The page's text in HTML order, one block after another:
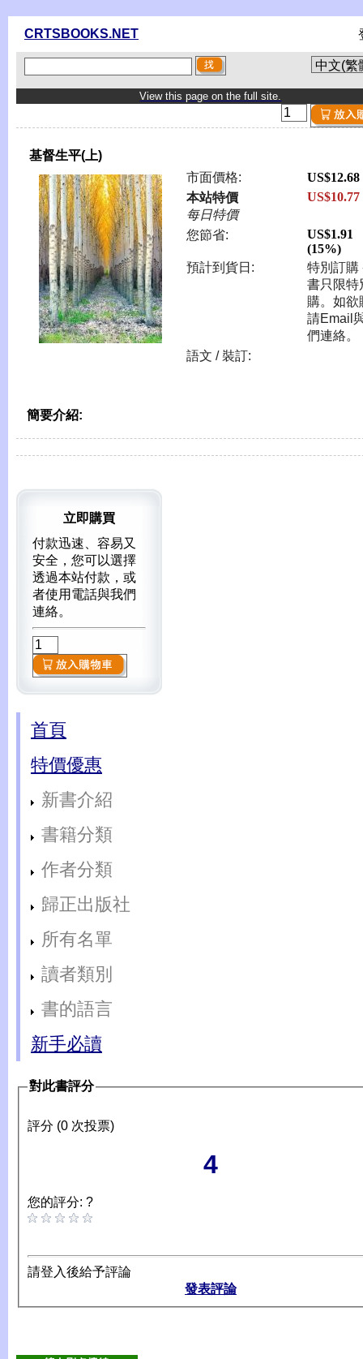
CRTSBOOKS.NET
View this page on the full site.
基督生平(上)
市面價格:
US$12.68
本站特價
每日特價
US$10.77
您節省:
US$1.91
(15%)
預計到貨日:
特別訂購
書只限特
購。如欲
請Email
們連絡。
語文 / 裝訂:
簡要介紹:
立即購買
付款迅速、容易又
安全，您可以選擇
透過本站付款，或
者使用電話與我們
連絡。
首頁
特價優惠
新書介紹
書籍分類
作者分類
歸正出版社
所有名單
讀者類別
書的語言
新手必讀
對此書評分
評分 (0 次投票)
4
您的評分: ?
請登入後給予評論
發表評論